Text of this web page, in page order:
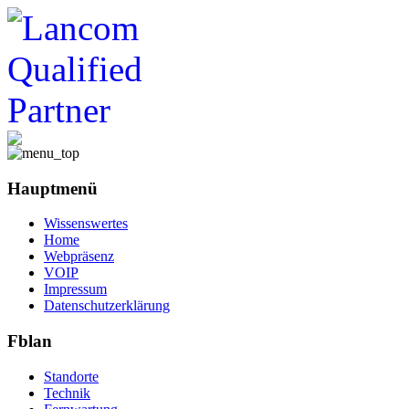
Hauptmenü
Wissenswertes
Home
Webpräsenz
VOIP
Impressum
Datenschutzerklärung
Fblan
Standorte
Technik